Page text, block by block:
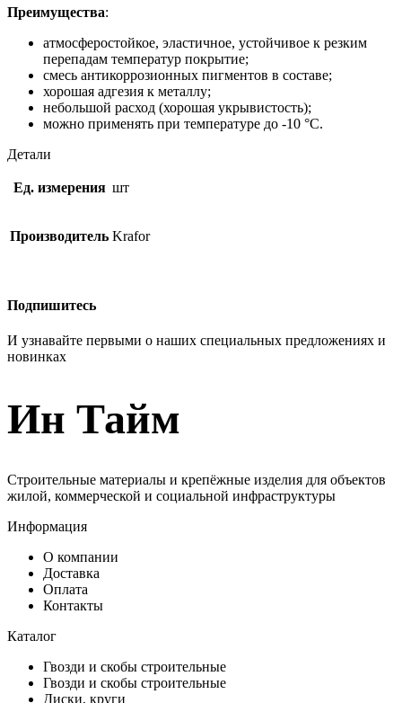
Преимущества:
атмосферостойкое, эластичное, устойчивое к резким
перепадам температур покрытие;
смесь антикоррозионных пигментов в составе;
хорошая адгезия к металлу;
небольшой расход (хорошая укрывистость);
можно применять при температуре до -10 °С.
Детали
Ед. измерения шт
Производитель Krafor
Подпишитесь
И узнавайте первыми о наших специальных предложениях и
новинках
Ин Тайм
Строительные материалы и крепёжные изделия для объектов
жилой, коммерческой и социальной инфраструктуры
Информация
О компании
Доставка
Оплата
Контакты
Каталог
Гвозди и скобы строительные
Гвозди и скобы строительные
Диски, круги